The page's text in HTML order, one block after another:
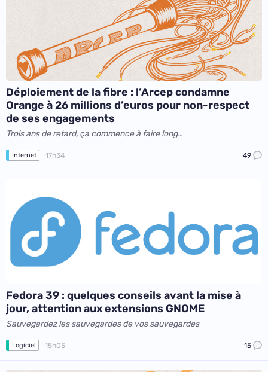
Déploiement de la fibre : l’Arcep condamne
Orange à 26 millions d’euros pour non-respect
de ses engagements
Trois ans de retard, ça commence à faire long…
Internet 17h34 49
Fedora 39 : quelques conseils avant la mise à
jour, attention aux extensions GNOME
Sauvegardez les sauvegardes de vos sauvegardes
Logiciel 15h05 15